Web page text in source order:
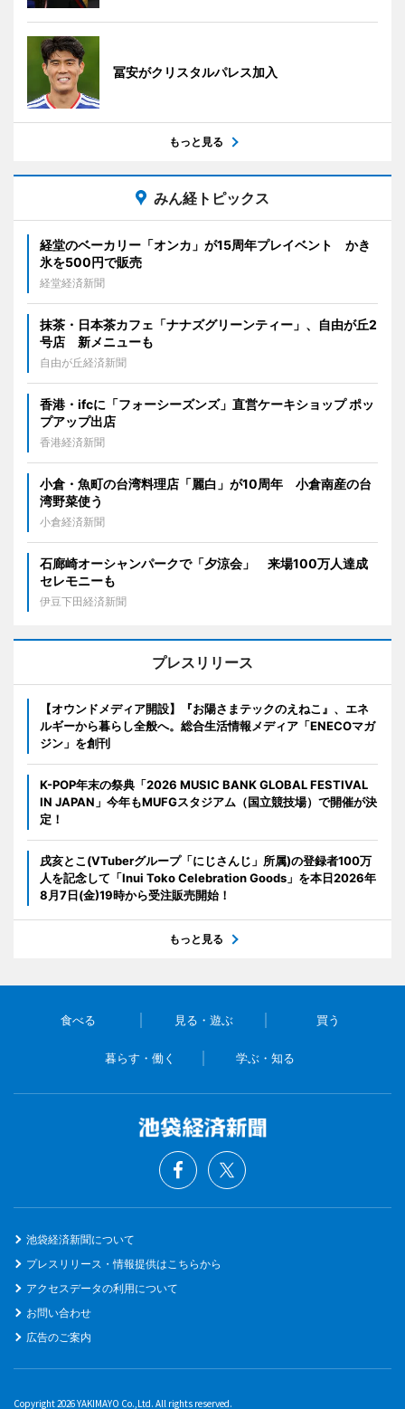
冨安がクリスタルパレス加入
もっと見る
みん経トピックス
経堂のベーカリー「オンカ」が15周年プレイベント かき
氷を500円で販売
経堂経済新聞
抹茶・日本茶カフェ「ナナズグリーンティー」、自由が丘2
号店 新メニューも
自由が丘経済新聞
香港・ifcに「フォーシーズンズ」直営ケーキショップ ポッ
プアップ出店
香港経済新聞
小倉・魚町の台湾料理店「麗白」が10周年 小倉南産の台
湾野菜使う
小倉経済新聞
石廊崎オーシャンパークで「夕涼会」 来場100万人達成
セレモニーも
伊豆下田経済新聞
プレスリリース
【オウンドメディア開設】『お陽さまテックのえねこ』、エネ
ルギーから暮らし全般へ。総合生活情報メディア「ENECOマガ
ジン」を創刊
K-POP年末の祭典「2026 MUSIC BANK GLOBAL FESTIVAL
IN JAPAN」今年もMUFGスタジアム（国立競技場）で開催が決
定！
戌亥とこ(VTuberグループ「にじさんじ」所属)の登録者100万
人を記念して「Inui Toko Celebration Goods」を本日2026年
8月7日(金)19時から受注販売開始！
もっと見る
食べる 見る・遊ぶ 買う
暮らす・働く 学ぶ・知る
池袋経済新聞について
プレスリリース・情報提供はこちらから
アクセスデータの利用について
お問い合わせ
広告のご案内
Copyright 2026 YAKIMAYO Co.,Ltd. All rights reserved.